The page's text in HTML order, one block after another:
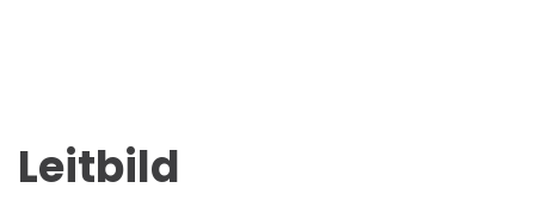
Leitbild